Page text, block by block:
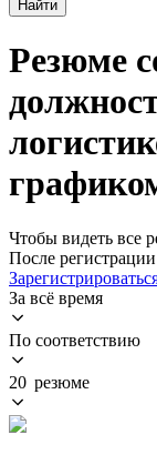
Найти
Резюме
Чтобы видеть все
После
За всё время
По соответствию
20 резюме